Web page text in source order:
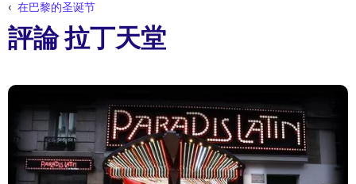
在巴黎的圣诞节
評論 拉丁天堂